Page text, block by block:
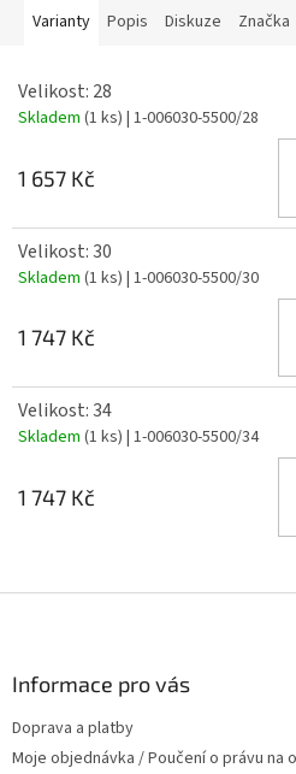
Varianty Popis Diskuze Značka
Velikost: 28
Skladem (1 ks) | 1-006030-5500/28
1 657 Kč
Velikost: 30
Skladem (1 ks) | 1-006030-5500/30
1 747 Kč
Velikost: 34
Skladem (1 ks) | 1-006030-5500/34
1 747 Kč
Informace pro vás
Doprava a platby
Moje objednávka / Poučení o právu na